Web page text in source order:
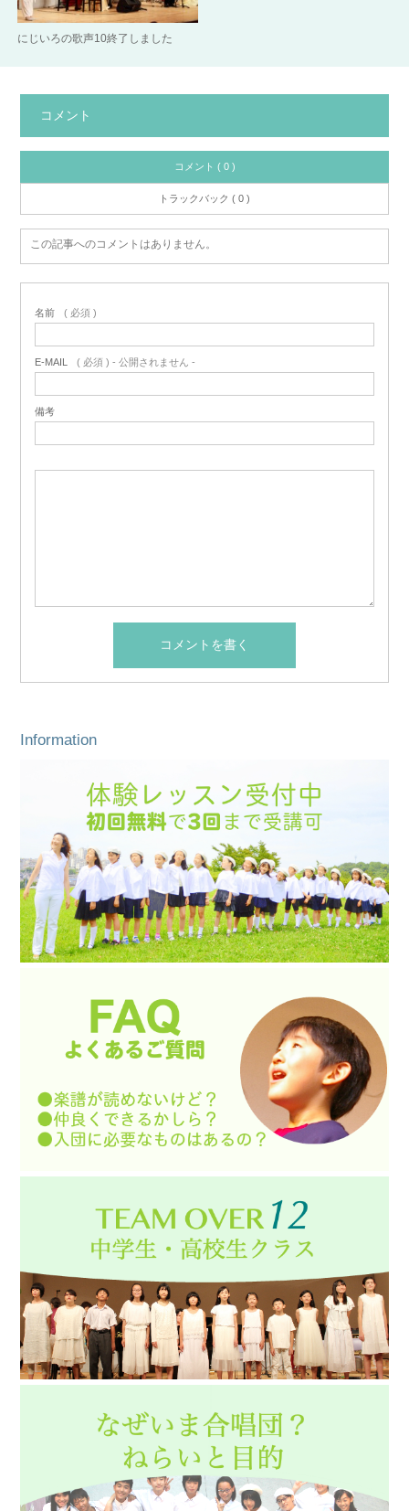
にじいろの歌声10終了しました
コメント
コメント ( 0 )
トラックバック ( 0 )
この記事へのコメントはありません。
名前 ( 必須 )
E-MAIL ( 必須 ) - 公開されません -
備考
Information